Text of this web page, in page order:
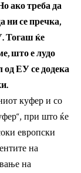
ако треба да
ни се пречка,
Тогаш ќе
што е лудо
од ЕУ се додека
куфер и со
при што ќе
европски
на
на